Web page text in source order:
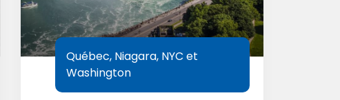
Québec, Niagara, NYC et
Washington